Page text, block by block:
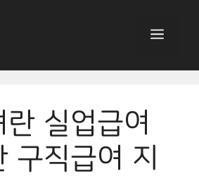
Menu
실업급여
구직급여 지